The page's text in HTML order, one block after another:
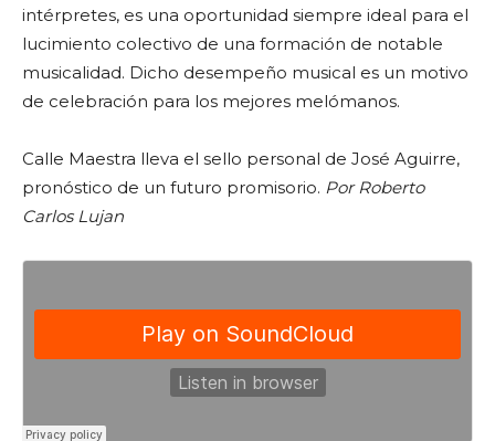
intérpretes, es una oportunidad siempre ideal para el
lucimiento colectivo de una formación de notable
musicalidad. Dicho desempeño musical es un motivo
de celebración para los mejores melómanos.
Calle Maestra lleva el sello personal de José Aguirre,
pronóstico de un futuro promisorio. Por Roberto
Carlos Lujan